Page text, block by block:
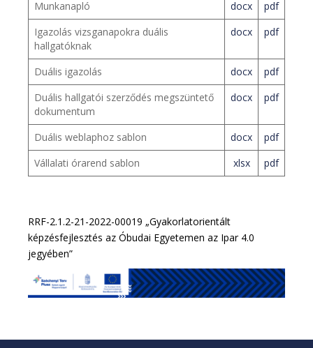
Munkanapló
docx
pdf
Igazolás vizsganapokra duális
hallgatóknak
docx pdf
Duális igazolás docx
pdf
Duális hallgatói szerződés megszüntető
dokumentum
docx pdf
Duális weblaphoz sablon docx
pdf
Vállalati órarend sablon
xlsx pdf
RRF-2.1.2-21-2022-00019 „Gyakorlatorientált
képzésfejlesztés az Óbudai Egyetemen az Ipar 4.0
jegyében”